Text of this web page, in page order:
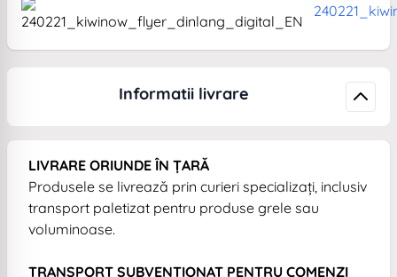
Informatii livrare
LIVRARE ORIUNDE ÎN ȚARĂ
Produsele se livrează prin curieri specializați, inclusiv
transport paletizat pentru produse grele sau
voluminoase.
TRANSPORT SUBVENȚIONAT PENTRU COMENZI